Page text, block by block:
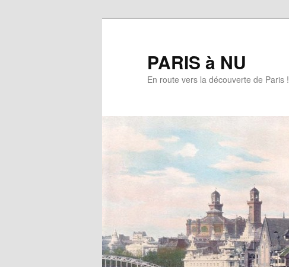
PARIS à NU
En route vers la découverte de Paris !